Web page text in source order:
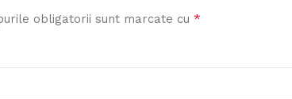
obligatorii sunt marcate cu *